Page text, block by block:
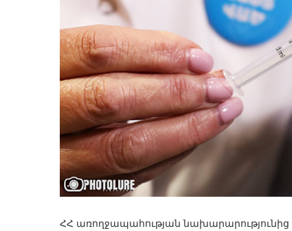
ՀՀ առողջապահության նախարարությունից